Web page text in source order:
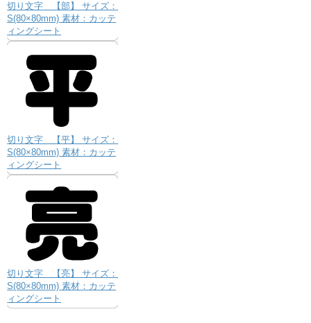
切り文字 【部】 サイズ：
S(80×80mm) 素材：カッテ
ィングシート
切り文字 【平】 サイズ：
S(80×80mm) 素材：カッテ
ィングシート
切り文字 【亮】 サイズ：
S(80×80mm) 素材：カッテ
ィングシート